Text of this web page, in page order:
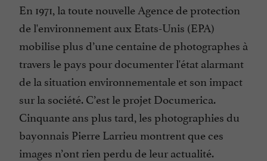
En 1971, la toute nouvelle Agence de protection
de l'environnement aux Etats-Unis (EPA)
mobilise plus d’une centaine de photographes à
travers le pays pour documenter l'état alarmant
de la situation environnementale et son impact
sur la société. C’est le projet Documerica.
Cinquante ans plus tard, les photographies du
bayonnais Pierre Larrieu montrent que ces
images n’ont rien perdu de leur actualité.